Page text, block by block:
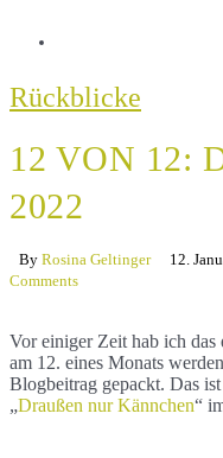
Rückblicke
12 VON 12:
2022
By Rosina Geltinger 12.
Comments
Vor einiger Zeit hab ich
am 12. eines Monats
Blogbeitrag gepackt. Das
„Draußen nur Kännchen“